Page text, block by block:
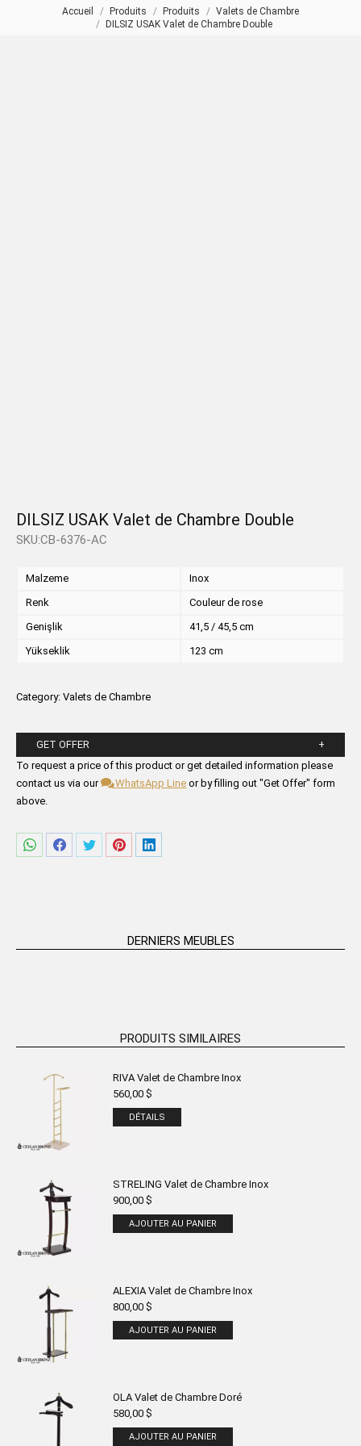
Vous êtes ici :
Accueil Produits Produits
Valets de Chambre
DILSIZ USAK Valet de Chambre Double
DILSIZ USAK Valet de Chambre Double
SKU:CB-6376-AC
Malzeme
Inox
Renk
Couleur de rose
Genişlik
41,5 / 45,5 cm
Yükseklik
123 cm
Category: Valets de Chambre
GET OFFER
Please fill in the form fields below.
To request a price of this product or get detailed information please
contact us via our
WhatsApp Line or by filling out "Get Offer" form
above.
PartagerPartagerPartagerPartagerPartager
DERNIERS MEUBLES
PRODUITS SIMILAIRES
RIVA Valet de Chambre Inox
560,00 $
DÉTAILS
STRELING Valet de Chambre Inox
900,00 $
AJOUTER AU PANIER
ALEXIA Valet de Chambre Inox
800,00 $
AJOUTER AU PANIER
OLA Valet de Chambre Doré
580,00 $
AJOUTER AU PANIER